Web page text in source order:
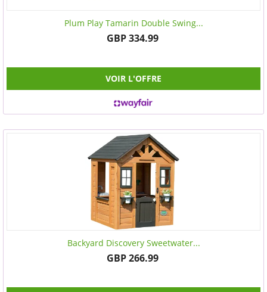
Plum Play Tamarin Double Swing...
GBP 334.99
VOIR L'OFFRE
Backyard Discovery Sweetwater...
GBP 266.99